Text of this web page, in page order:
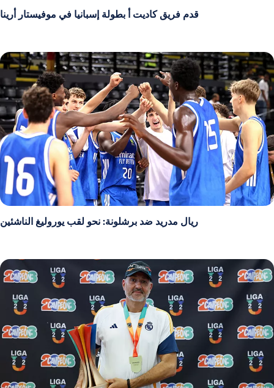
قدم فريق كاديت أ بطولة إسبانيا في موفيستار أرينا
ريال مدريد ضد برشلونة: نحو لقب يوروليغ الناشئين